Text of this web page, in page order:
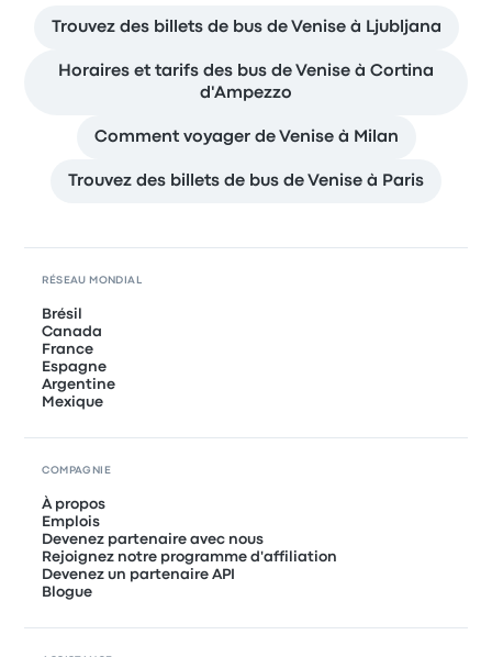
Trouvez des billets de bus de Venise à Ljubljana
Horaires et tarifs des bus de Venise à Cortina
d'Ampezzo
Comment voyager de Venise à Milan
Trouvez des billets de bus de Venise à Paris
RÉSEAU MONDIAL
Brésil
Canada
France
Espagne
Argentine
Mexique
COMPAGNIE
À propos
Emplois
Devenez partenaire avec nous
Rejoignez notre programme d'affiliation
Devenez un partenaire API
Blogue